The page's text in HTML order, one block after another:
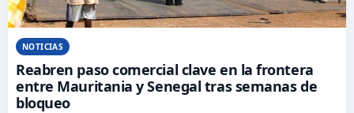
NOTICIAS
Reabren paso comercial clave en la frontera
entre Mauritania y Senegal tras semanas de
bloqueo